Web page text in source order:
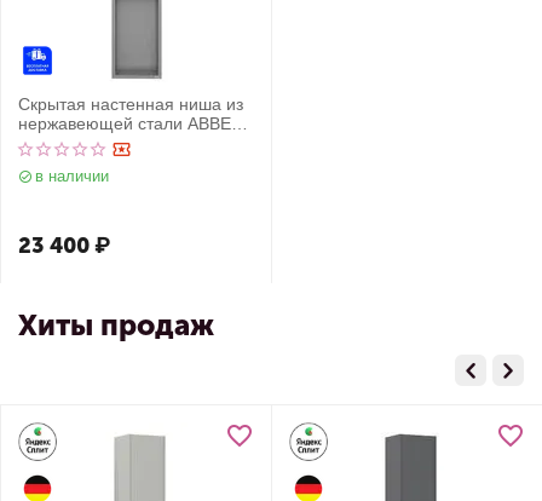
Скрытая настенная ниша из
нержавеющей стали ABBER
Nischen AN3002BST сталь
брашированная
в наличии
23 400₽
Хиты продаж